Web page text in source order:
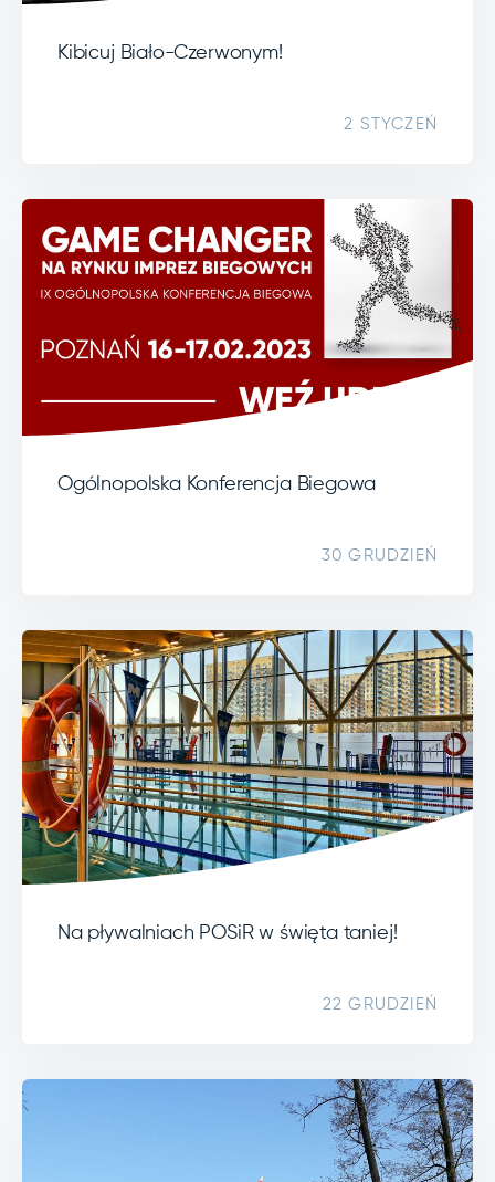
Kibicuj Biało-Czerwonym!
2 STYCZEŃ
Ogólnopolska Konferencja Biegowa
30 GRUDZIEŃ
Na pływalniach POSiR w święta taniej!
22 GRUDZIEŃ